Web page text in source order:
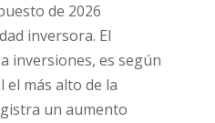
de 2026
inversora. El
inversiones, es según
más alto de la
un aumento